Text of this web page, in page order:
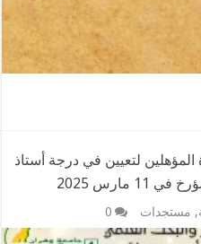
المؤهلين لتعيين في درجة أستاذ
, مستجدات 0